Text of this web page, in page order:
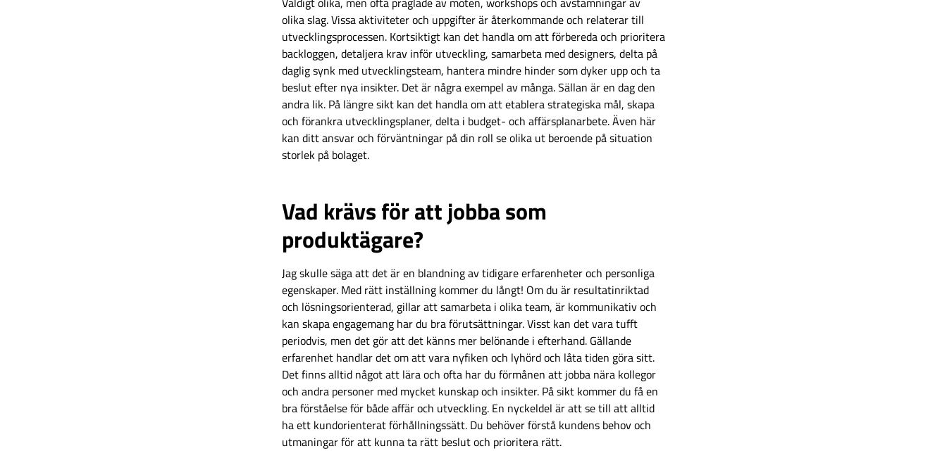
olika slag. Vissa aktiviteter och uppgifter är återkommande och relaterar till
utvecklingsprocessen. Kortsiktigt kan det handla om att förbereda och prioritera
backloggen, detaljera krav inför utveckling, samarbeta med designers, delta på
daglig synk med utvecklingsteam, hantera mindre hinder som dyker upp och ta
beslut efter nya insikter. Det är några exempel av många. Sällan är en dag den
andra lik. På längre sikt kan det handla om att etablera strategiska mål, skapa
och förankra utvecklingsplaner, delta i budget- och affärsplanarbete. Även här
kan ditt ansvar och förväntningar på din roll se olika ut beroende på situation
storlek på bolaget.
Vad krävs för att jobba som
produktägare?
Jag skulle säga att det är en blandning av tidigare erfarenheter och personliga
egenskaper. Med rätt inställning kommer du långt! Om du är resultatinriktad
och lösningsorienterad, gillar att samarbeta i olika team, är kommunikativ och
kan skapa engagemang har du bra förutsättningar. Visst kan det vara tufft
periodvis, men det gör att det känns mer belönande i efterhand. Gällande
erfarenhet handlar det om att vara nyfiken och lyhörd och låta tiden göra sitt.
Det finns alltid något att lära och ofta har du förmånen att jobba nära kollegor
och andra personer med mycket kunskap och insikter. På sikt kommer du få en
bra förståelse för både affär och utveckling. En nyckeldel är att se till att alltid
ha ett kundorienterat förhållningssätt. Du behöver förstå kundens behov och
utmaningar för att kunna ta rätt beslut och prioritera rätt.